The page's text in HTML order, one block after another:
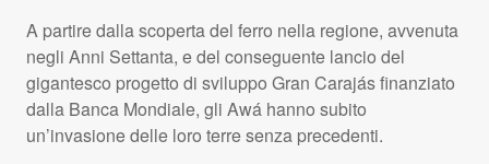
A partire dalla scoperta del ferro nella regione, avvenuta
negli Anni Settanta, e del conseguente lancio del
gigantesco progetto di sviluppo Gran Carajás finanziato
dalla Banca Mondiale, gli Awá hanno subito
un’invasione delle loro terre senza precedenti.